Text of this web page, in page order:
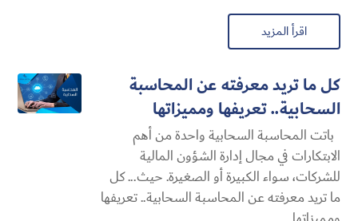
اقرأ المزيد
كل ما تريد معرفته عن المحاسبة
السحابية​.. تعريفها ومميزاتها
باتت المحاسبة السحابية​ واحدة من أهم
الابتكارات في مجال إدارة الشؤون المالية
للشركات، سواء الكبيرة أو الصغيرة. حيث... كل
ما تريد معرفته عن المحاسبة السحابية​.. تعريفها